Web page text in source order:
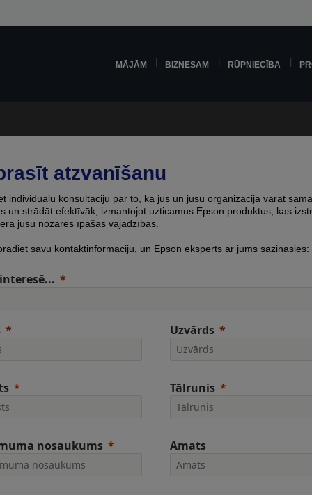
MĀJĀM BIZNESAM RŪPNIECĪBA
atzvanīšanu
individuālu konsultāciju par to, kā jūs un jūsu organizācija varat
un strādāt efektīvāk, izmantojot uzticamus Epson produktus, kas
jūsu nozares īpašās vajadzības.
savu kontaktinformāciju, un Epson eksperts ar jums sazināsies:
Uzvārds
Tālrunis
nosaukums Amats